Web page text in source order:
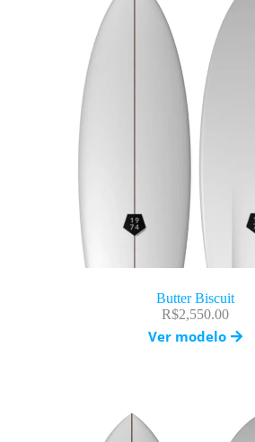
Butter Biscuit
R$2,550.00
Ver modelo